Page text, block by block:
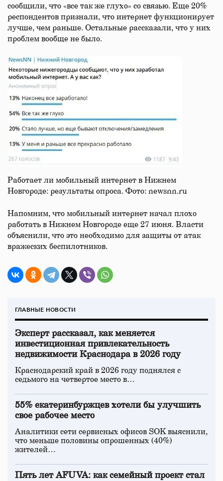
сообщили, что «все так же глухо» со связью. Еще 20%
респондентов признали, что интернет функционирует
лучше, чем раньше. Остальные рассказали, что у них
проблем вообще не было.
Работает ли мобильный интернет в Нижнем
Новгороде: результаты опроса. Фото: newsnn.ru
Напомним, что мобильный интернет начал плохо
работать в Нижнем Новгороде еще 27 июня. Власти
объяснили, что это необходимо для защиты от атак
вражеских беспилотников.
ГЛАВНЫЕ НОВОСТИ
Эксперт рассказал, как меняется
инвестиционная привлекательность
недвижимости Краснодара в 2026 году
Краснодарский край в 2026 году поднялся с
седьмого на четвертое место в…
55% екатеринбуржцев хотели бы улучшить
свое рабочее место
Аналитики сети сервисных офисов SOK выяснили,
что меньше половины опрошенных (40%)
жителей…
Пять лет AFUVA: как семейный проект стал